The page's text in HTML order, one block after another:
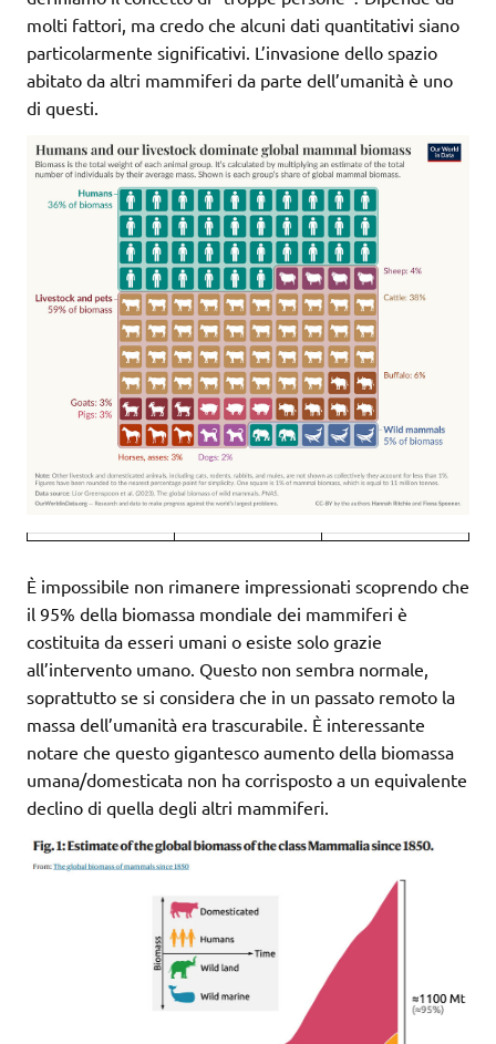
molti fattori, ma credo che alcuni dati quantitativi siano
particolarmente significativi. L’invasione dello spazio
abitato da altri mammiferi da parte dell’umanità è uno
di questi.
È impossibile non rimanere impressionati scoprendo che
il 95% della biomassa mondiale dei mammiferi è
costituita da esseri umani o esiste solo grazie
all’intervento umano. Questo non sembra normale,
soprattutto se si considera che in un passato remoto la
massa dell’umanità era trascurabile. È interessante
notare che questo gigantesco aumento della biomassa
umana/domesticata non ha corrisposto a un equivalente
declino di quella degli altri mammiferi.